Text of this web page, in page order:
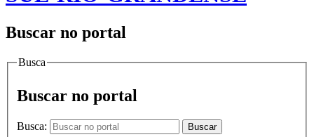
Buscar no portal
Busca
Buscar no portal
Busca: Buscar